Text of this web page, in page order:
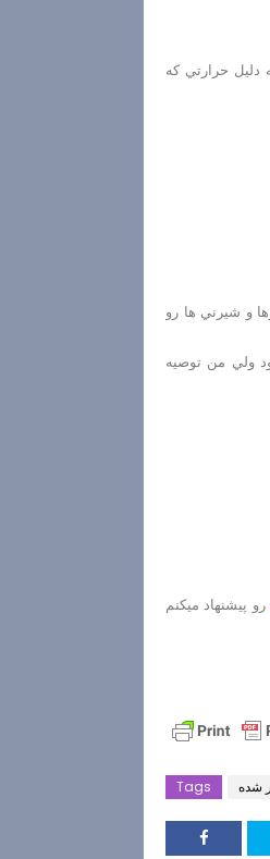
حرارتي كه
و شيرني ها رو
ولي من توصيه
رو پيشنهاد ميكنم
Tags شده